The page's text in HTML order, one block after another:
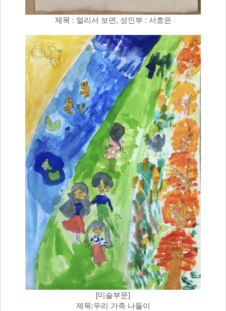
제목 : 멀리서 보면, 성인부 : 서효은
[미술부문]
제목:우리 가족 나들이